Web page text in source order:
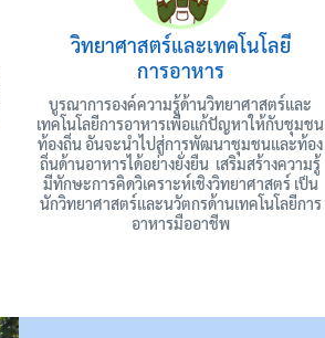
วิทยาศาสตร์และเทคโนโลยี
การอาหาร
บูรณาการองค์ความรู้ด้านวิทยาศาสตร์และ
เทคโนโลยีการอาหารเพื่อแก้ปัญหาให้กับชุมชน
ท้องถิ่น อันจะนำไปสู่การพัฒนาชุมชนและท้อง
ถิ่นด้านอาหารได้อย่างยั่งยืน เสริมสร้างความรู้
มีทักษะการคิดวิเคราะห์เชิงวิทยาศาสตร์ เป็น
นักวิทยาศาสตร์และนวัตกรด้านเทคโนโลยีการ
อาหารมืออาชีพ